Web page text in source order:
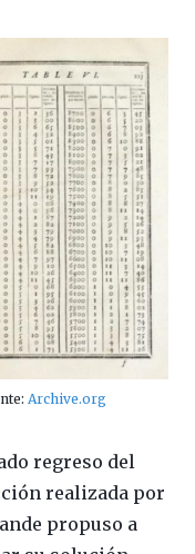
Archive.org
regreso del
realizada por
propuso a